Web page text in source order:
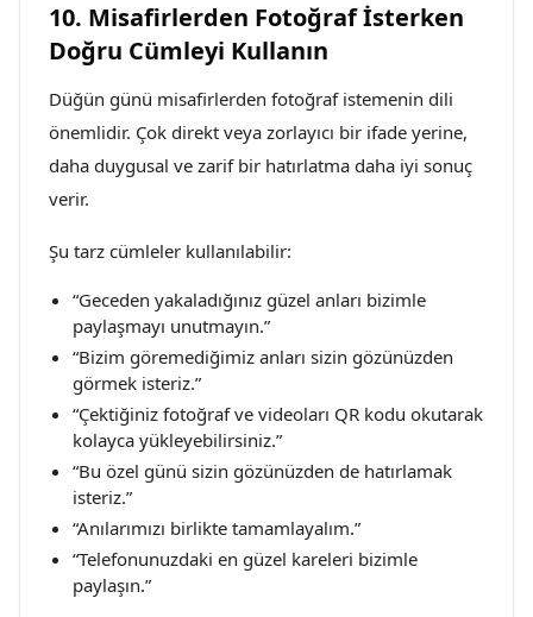
10. Misafirlerden Fotoğraf İsterken
Doğru Cümleyi Kullanın
Düğün günü misafirlerden fotoğraf istemenin dili
önemlidir. Çok direkt veya zorlayıcı bir ifade yerine,
daha duygusal ve zarif bir hatırlatma daha iyi sonuç
verir.
Şu tarz cümleler kullanılabilir:
“Geceden yakaladığınız güzel anları bizimle
paylaşmayı unutmayın.”
“Bizim göremediğimiz anları sizin gözünüzden
görmek isteriz.”
“Çektiğiniz fotoğraf ve videoları QR kodu okutarak
kolayca yükleyebilirsiniz.”
“Bu özel günü sizin gözünüzden de hatırlamak
isteriz.”
“Anılarımızı birlikte tamamlayalım.”
“Telefonunuzdaki en güzel kareleri bizimle
paylaşın.”